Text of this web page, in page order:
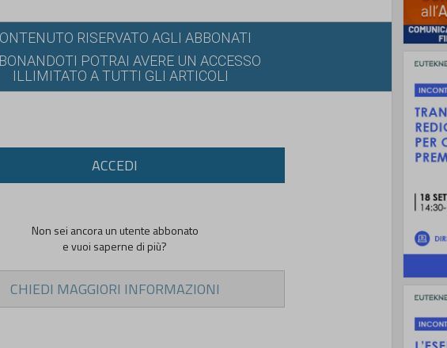
RISERVATO AGLI ABBONATI
POTRAI AVERE UN ACCESSO
ILLIMITATO A TUTTI GLI ARTICOLI
ACCEDI
Non sei ancora un utente abbonato
e vuoi saperne di più?
CHIEDI MAGGIORI INFORMAZIONI